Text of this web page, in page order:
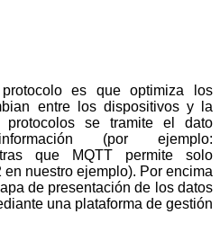
es que optimiza los
entre los dispositivos y la
se tramite el dato
(por ejemplo:
que MQTT permite solo
nuestro ejemplo). Por encima
de presentación de los datos
una plataforma de gestión